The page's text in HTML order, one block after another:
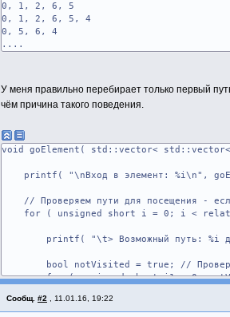
0, 1, 2, 6, 5
0, 1, 2, 6, 5, 4
0, 5, 6, 4
....
У меня правильно перебирает только первый
чём причина такого поведения.
void goElement( std::vector<
printf( "\nВход в элемент: %i\n",
// Проверяем пути для посещения - если
for ( unsigned short i = 0; i <
printf( "\t> Возможный путь: %i для
bool notVisited = true; // Проверяем -
for ( unsigned short i1 = 0;
notVisited = false;
Сообщ. #2 11.01.16, 19:22